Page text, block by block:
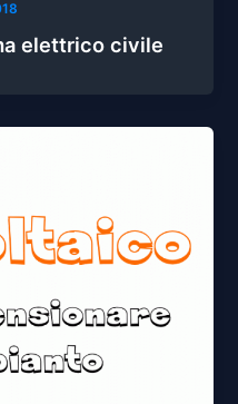
elettrico civile